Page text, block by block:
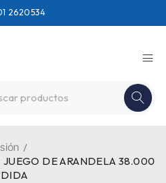
2620534
/
JUEGO DE ARANDELA 38.000